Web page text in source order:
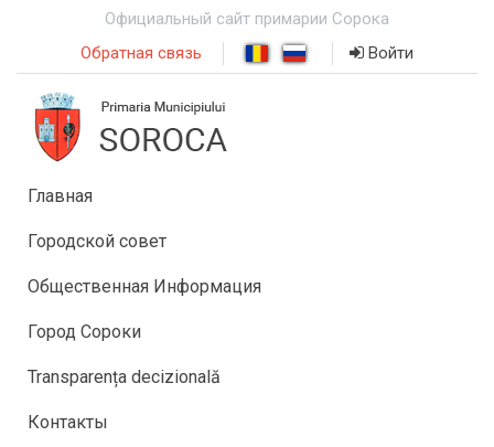
Официальный сайт примарии Сорока
Обратная связь
Войти
Главная
Городской совет
Общественная Информация
Город Сороки
Transparența decizională
Контакты